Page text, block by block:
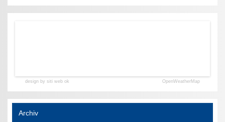
design by siti web ok OpenWeatherMap
Archiv